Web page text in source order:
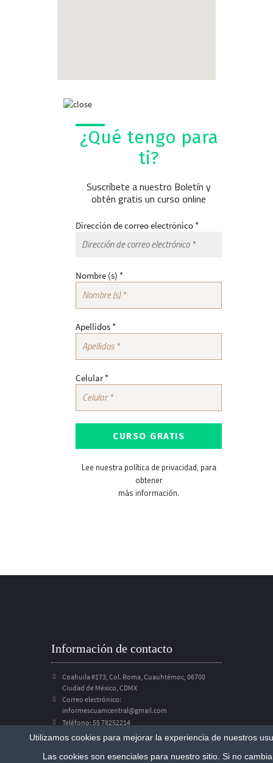
¿Qué tengo para
ti?
Suscríbete a nuestro Boletín y
obtén gratis un curso online
Dirección de correo electrónico *
Nombre (s) *
Apellidos *
Celular*
Lee nuestra política de privacidad, para
obtener
más información.
Información de contacto
Coahuila #173, Col. Roma, Cuauhtémoc, 06700
Ciudad de México, CDMX
Correo electrónico:
informescuamcentral@gmail.com
Teléfono: 55 78252214
Utilizamos cookies para mejorar la experiencia de nuestros
Las cookies son esenciales para nuestro sitio. Si no